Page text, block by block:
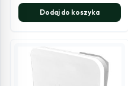
Dodaj do koszyka